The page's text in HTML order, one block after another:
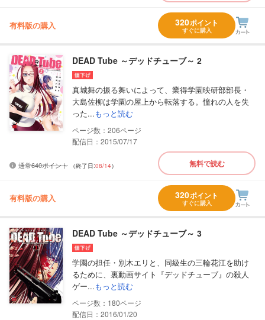
有料版の購入 320ポイント
すぐに購入
DEAD Tube ～デッドチューブ～ 2
真城舞の振る舞いによって、業得学園映研部部長・
大島佐柳は学園の屋上から転落する。憧れの人を失
った...もっと読む
206
配信日：2015/07/17
通常640ポイント （終了日:08/14） 無料で読む
有料版の購入 320ポイント
すぐに購入
DEAD Tube ～デッドチューブ～ 3
学園の担任・別木エリと、同級生の三輪花江を助け
るために、裏動画サイト『デッドチューブ』の殺人
ゲー...もっと読む
180
配信日：2016/01/20